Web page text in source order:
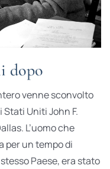
dopo
venne sconvolto
Uniti John F.
L’uomo che
per un tempo di
Paese, era stato